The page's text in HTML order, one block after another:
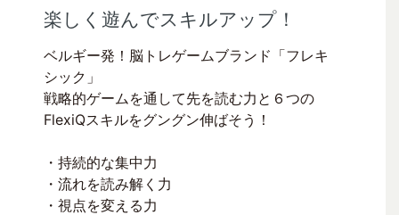
楽しく遊んでスキルアップ！
ベルギー発！脳トレゲームブランド「フレキ
シック」
戦略的ゲームを通して先を読む力と６つの
FlexiQスキルをグングン伸ばそう！
・持続的な集中力
・流れを読み解く力
・視点を変える力